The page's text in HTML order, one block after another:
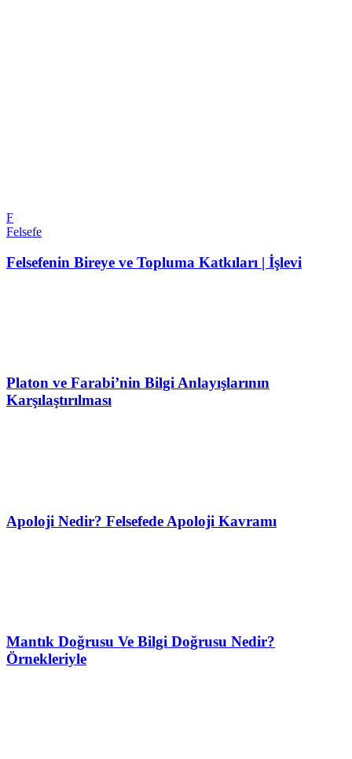
F
Felsefe
Felsefenin Bireye ve Topluma Katkıları | İşlevi
Platon ve Farabi’nin Bilgi Anlayışlarının
Karşılaştırılması
Apoloji Nedir? Felsefede Apoloji Kavramı
Mantık Doğrusu Ve Bilgi Doğrusu Nedir?
Örnekleriyle